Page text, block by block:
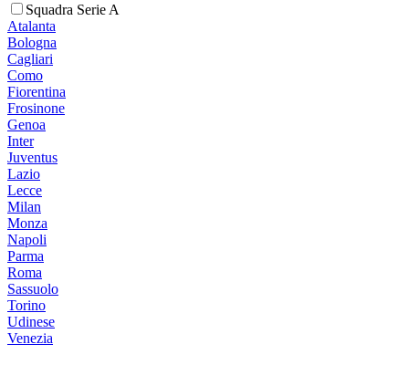
Squadra Serie A
Atalanta
Bologna
Cagliari
Como
Fiorentina
Frosinone
Genoa
Inter
Juventus
Lazio
Lecce
Milan
Monza
Napoli
Parma
Roma
Sassuolo
Torino
Udinese
Venezia